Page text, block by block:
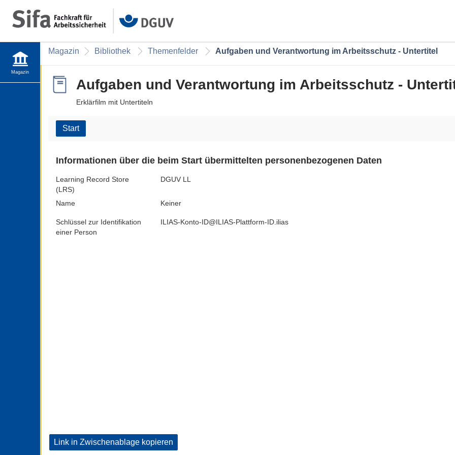
Magazin
Aufgaben und Verantwortung im Arbeitsschutz - Untertitel
Themenfelder
Bibliothek
Magazin
Aufgaben und Verantwortung im Arbeitsschutz -
Erklärfilm mit Untertiteln
Start
Informationen über die beim Start übermittelten personenbezogenen Daten
Learning Record Store
(LRS)
DGUV LL
Name Keiner
Schlüssel zur Identifikation
einer Person
ILIAS-Konto-ID@ILIAS-Plattform-ID.ilias
Link in Zwischenablage kopieren